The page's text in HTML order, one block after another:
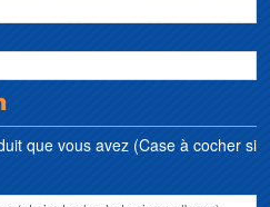
que vous avez (Case à cocher si